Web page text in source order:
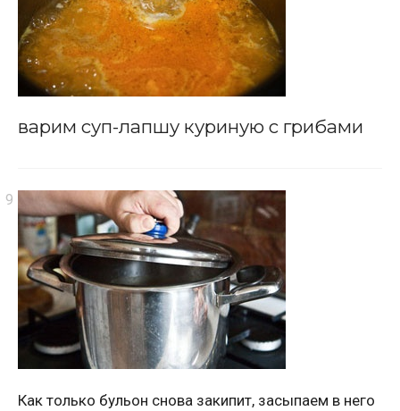
варим суп-лапшу куриную с грибами
Как только бульон снова закипит, засыпаем в него